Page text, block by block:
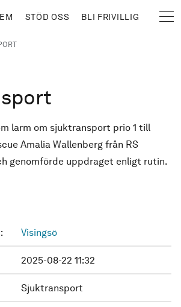
STÖD OSS BLI FRIVILLIG
larm om sjuktransport prio 1 till
Amalia Wallenberg från RS
genomförde uppdraget enligt rutin.
Visingsö
2025-08-22 11:32
Sjuktransport